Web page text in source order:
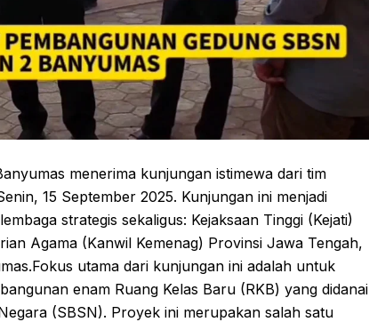
menerima kunjungan istimewa dari tim
15 September 2025. Kunjungan ini menjadi
strategis sekaligus: Kejaksaan Tinggi (Kejati)
Agama (Kanwil Kemenag) Provinsi Jawa Tengah,
utama dari kunjungan ini adalah untuk
enam Ruang Kelas Baru (RKB) yang didanai
(SBSN). Proyek ini merupakan salah satu